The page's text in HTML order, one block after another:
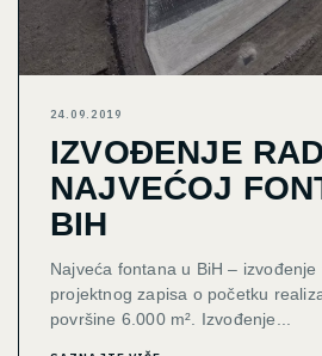
24.09.2019
IZVOĐENJE
NAJVEĆOJ
BIH
Najveća fontana u BiH –
projektnog zapisa o početku
površine 6.000 m². Izvođenje...